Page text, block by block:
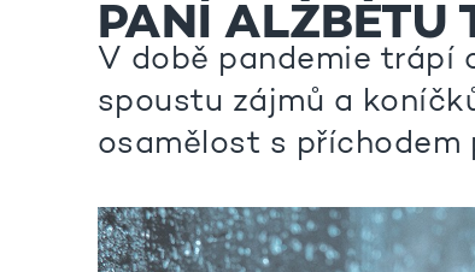
PANÍ ALŽBĚTU
V době pandemie trápí
spoustu zájmů a
osamělost s příchodem